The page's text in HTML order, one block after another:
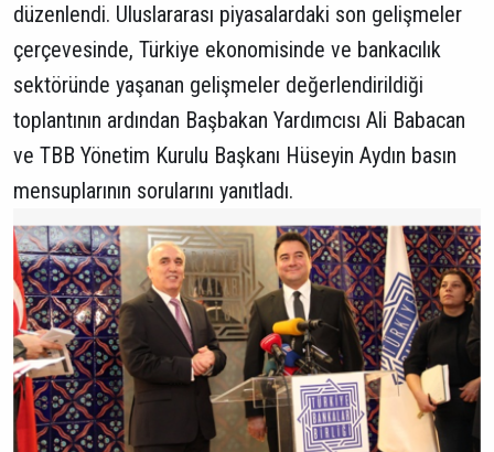
düzenlendi. Uluslararası piyasalardaki son gelişmeler
çerçevesinde, Türkiye ekonomisinde ve bankacılık
sektöründe yaşanan gelişmeler değerlendirildiği
toplantının ardından Başbakan Yardımcısı Ali Babacan
ve TBB Yönetim Kurulu Başkanı Hüseyin Aydın basın
mensuplarının sorularını yanıtladı.